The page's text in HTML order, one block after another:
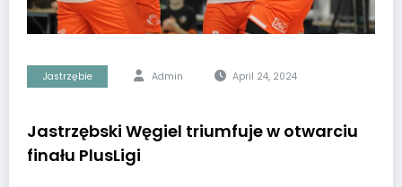
Jastrzębie Admin April 24, 2024
Jastrzębski Węgiel triumfuje w otwarciu
finału PlusLigi